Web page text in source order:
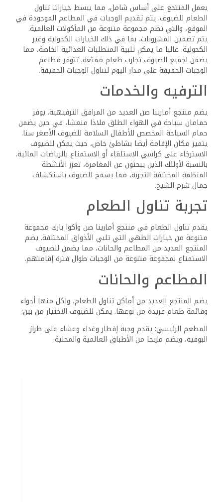
يعمل المنتجع على أساس شامل، مما يبسط خيارات تناول
الطعام للضيوف. يتم تقديم الوجبات في المطاعم الموجودة في
الموقع، والتي تضم مجموعة متنوعة من المأكولات العالمية.
يتم تضمين المشروبات، بما في ذلك الخيارات الكحولية وغير
الكحولية. غالبا ما يمكن تلبية المتطلبات الغذائية الخاصة، مما
يضمن لجميع الضيوف تجارب طعام ممتعة. تتوفر مطاعم
الوجبات الخفيفة على مدار اليوم لتناول الوجبات الخفيفة.
الترفيه والخدمات
يضم منتجع أمارينا صن العديد من المرافق الترفيهية. يوفر
حمامان سباحة في الهواء الطلق ملاذا منعشا، في حين يضمن
حمام السباحة المخصص للأطفال السلامة للضيوف الأصغر سنا.
يتميز مكان الإقامة أيضا بشاطئ خاص، حيث يمكن للضيوف
الاسترخاء على كراسي الاستلقاء أو الاستمتاع بالرياضات المائية.
بالنسبة لأولئك الذين يبحثون عن المغامرة، تعزز الأنشطة
المنظمة المختلفة التجربة، مما يسمح للضيوف باستكشاف
جمال شرم الشيخ.
تجربة تناول الطعام
يقدم تناول الطعام في منتجع أمارينا صن وأكوا بارك مجموعة
متنوعة من خيارات الطهي التي تلبي الأذواق المختلفة. يضم
المنتجع العديد من المطاعم والحانات، مما يضمن للضيوف
الاستمتاع بمجموعة متنوعة من الوجبات طوال فترة إقامتهم.
المطاعم والحانات
يضم المنتجع العديد من أماكن تناول الطعام، ولكل منها أجواء
وقائمة طعام فريدة من نوعها. يمكن للضيوف الاختيار من بين:
المطعم الرئيسي: يقدم وجبة إفطار وغداء وعشاء على طراز
البوفيه، ويضم مزيجا من الأطباق العالمية والمحلية.